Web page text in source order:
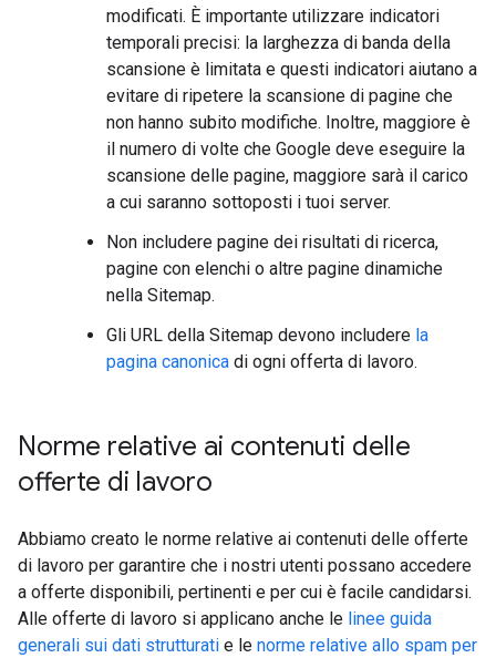
modificati. È importante utilizzare indicatori
temporali precisi: la larghezza di banda della
scansione è limitata e questi indicatori aiutano a
evitare di ripetere la scansione di pagine che
non hanno subito modifiche. Inoltre, maggiore è
il numero di volte che Google deve eseguire la
scansione delle pagine, maggiore sarà il carico
a cui saranno sottoposti i tuoi server.
Non includere pagine dei risultati di ricerca,
pagine con elenchi o altre pagine dinamiche
nella Sitemap.
Gli URL della Sitemap devono includere la
pagina canonica di ogni offerta di lavoro.
Norme relative ai contenuti delle
offerte di lavoro
Abbiamo creato le norme relative ai contenuti delle offerte
di lavoro per garantire che i nostri utenti possano accedere
a offerte disponibili, pertinenti e per cui è facile candidarsi.
Alle offerte di lavoro si applicano anche le linee guida
generali sui dati strutturati e le norme relative allo spam per